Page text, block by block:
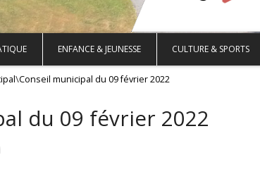
ENFANCE & JEUNESSE CULTURE & SPORTS
\Conseil municipal du 09 février 2022
du 09 février 2022